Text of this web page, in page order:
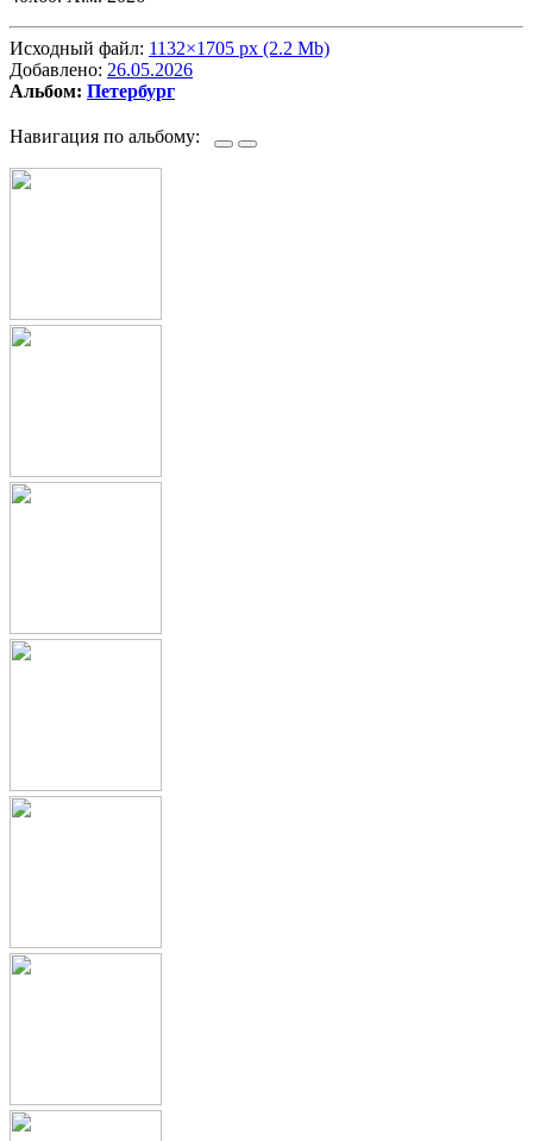
Исходный файл: 1132×1705 px (2.2 Mb)
Добавлено: 26.05.2026
Альбом: Петербург
Навигация по альбому: